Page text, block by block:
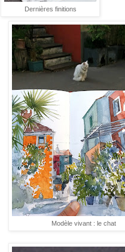
Dernières finitions
Modèle vivant : le chat